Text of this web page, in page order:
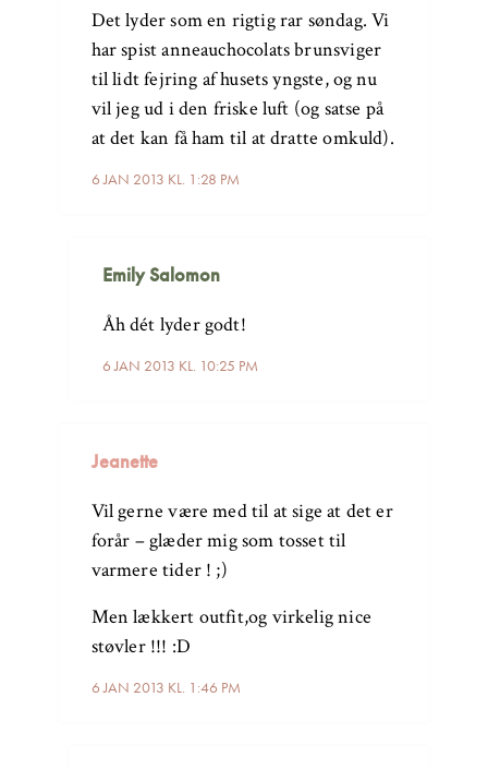
6 JAN 2013 KL. 1:28 PM
Det lyder som en rigtig rar søndag. Vi
har spist anneauchocolats brunsviger
til lidt fejring af husets yngste, og nu
vil jeg ud i den friske luft (og satse på
at det kan få ham til at dratte omkuld).
Emily Salomon
6 JAN 2013 KL. 10:25 PM
Åh dét lyder godt!
Jeanette
6 JAN 2013 KL. 1:46 PM
Vil gerne være med til at sige at det er
forår – glæder mig som tosset til
varmere tider ! ;)
Men lækkert outfit,og virkelig nice
støvler !!! :D